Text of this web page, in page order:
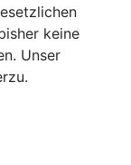
keine
Unser